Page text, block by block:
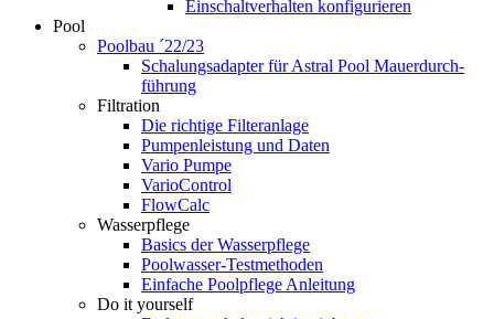
Einschaltverhalten konfigurieren
Pool
Poolbau ´22/23
Schalungs­adapter für Astral Pool Mauer­durch­
führung
Filtration
Die richtige Filter­anlage
Pumpenleistung und Daten
Vario Pumpe
Vario­Control
FlowCalc
Wasserpflege
Basics der Wasserpflege
Poolwasser-Testmethoden
Einfache Poolpflege Anleitung
Do it yourself